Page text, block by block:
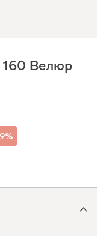
160 Велюр
9